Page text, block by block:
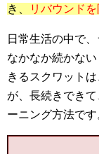
き、
リバウンド
日常生活の中で
なかなか続かな
きるスクワット
が、長続きでき
ーニング方法です